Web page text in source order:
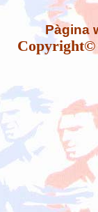
Pàgina
Copyright©